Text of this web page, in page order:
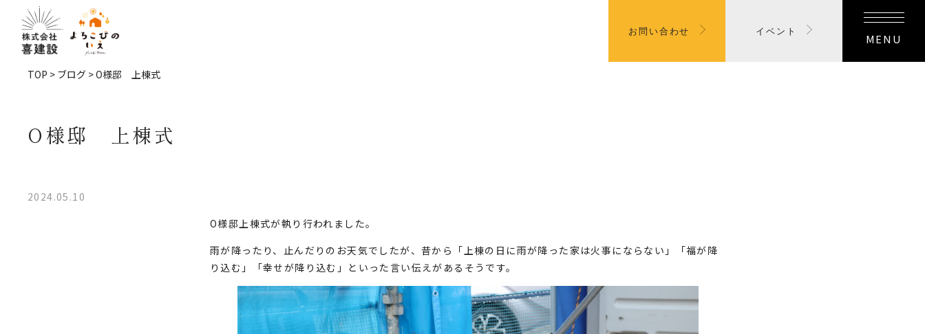
お問い合わせ イベント
MENU
TOP > ブログ > O様邸 上棟式
O様邸 上棟式
2024.05.10
O様邸上棟式が執り行われました。
雨が降ったり、止んだりのお天気でしたが、昔から「上棟の日に雨が降った家は火事にならない」「福が降
り込む」「幸せが降り込む」といった言い伝えがあるそうです。